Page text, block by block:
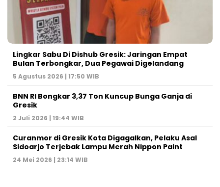
Lingkar Sabu Di Dishub Gresik: Jaringan Empat
Bulan Terbongkar, Dua Pegawai Digelandang
5 Agustus 2026 | 17:50 WIB
BNN RI Bongkar 3,37 Ton Kuncup Bunga Ganja di
Gresik
2 Juli 2026 | 19:44 WIB
Curanmor di Gresik Kota Digagalkan, Pelaku Asal
Sidoarjo Terjebak Lampu Merah Nippon Paint
24 Mei 2026 | 23:14 WIB